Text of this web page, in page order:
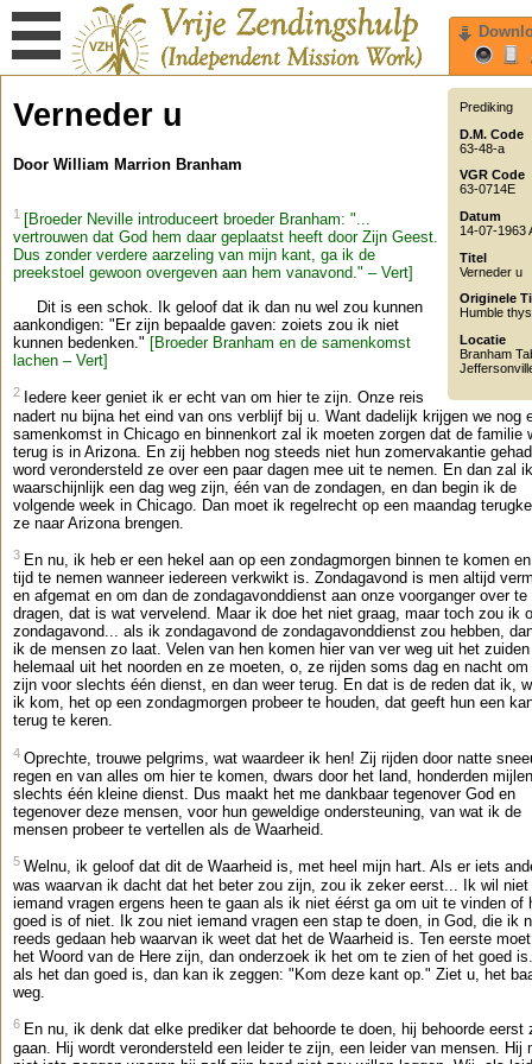
Prediking
D.M. Code
63-48-a
VGR Code
63-0714E
Datum
14-07-1963
Titel
Verneder u
Originele
Humble
Locatie
Branham
Verneder u
Door William Marrion Branham
1 [Broeder Neville introduceert broeder Branham: "...
vertrouwen dat God hem daar geplaatst heeft door Zijn Geest.
Dus zonder verdere aarzeling van mijn kant, ga ik de
preekstoel gewoon overgeven aan hem vanavond." – Vert]
Dit is een schok. Ik geloof dat ik dan nu wel zou kunnen
aankondigen: "Er zijn bepaalde gaven: zoiets zou ik niet
kunnen bedenken." [Broeder Branham en de samenkomst
lachen – Vert]
2 Iedere keer geniet ik er echt van om hier te zijn. Onze reis
nadert nu bijna het eind van ons verblijf bij u. Want dadelijk krijgen we nog
samenkomst in Chicago en binnenkort zal ik moeten zorgen dat de familie
terug is in Arizona. En zij hebben nog steeds niet hun zomervakantie
word verondersteld ze over een paar dagen mee uit te nemen. En dan zal ik
waarschijnlijk een dag weg zijn, één van de zondagen, en dan begin ik de
volgende week in Chicago. Dan moet ik regelrecht op een maandag
ze naar Arizona brengen.
3 En nu, ik heb er een hekel aan op een zondagmorgen binnen te komen
tijd te nemen wanneer iedereen verkwikt is. Zondagavond is men altijd
en afgemat en om dan de zondagavonddienst aan onze voorganger over te
dragen, dat is wat vervelend. Maar ik doe het niet graag, maar toch zou ik
zondagavond... als ik zondagavond de zondagavonddienst zou hebben,
ik de mensen zo laat. Velen van hen komen hier van ver weg uit het
helemaal uit het noorden en ze moeten, o, ze rijden soms dag en nacht
zijn voor slechts één dienst, en dan weer terug. En dat is de reden dat ik,
ik kom, het op een zondagmorgen probeer te houden, dat geeft hun een
terug te keren.
4 Oprechte, trouwe pelgrims, wat waardeer ik hen! Zij rijden door natte
regen en van alles om hier te komen, dwars door het land, honderden
slechts één kleine dienst. Dus maakt het me dankbaar tegenover God en
tegenover deze mensen, voor hun geweldige ondersteuning, van wat ik de
mensen probeer te vertellen als de Waarheid.
5 Welnu, ik geloof dat dit de Waarheid is, met heel mijn hart. Als er iets
was waarvan ik dacht dat het beter zou zijn, zou ik zeker eerst... Ik wil niet
iemand vragen ergens heen te gaan als ik niet éérst ga om uit te vinden of
goed is of niet. Ik zou niet iemand vragen een stap te doen, in God, die ik
reeds gedaan heb waarvan ik weet dat het de Waarheid is. Ten eerste
het Woord van de Here zijn, dan onderzoek ik het om te zien of het goed
als het dan goed is, dan kan ik zeggen: "Kom deze kant op." Ziet u, het
weg.
6 En nu, ik denk dat elke prediker dat behoorde te doen, hij behoorde eerst
gaan. Hij wordt verondersteld een leider te zijn, een leider van mensen. Hij